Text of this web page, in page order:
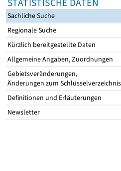
Sachliche Suche
Regionale Suche
Kürzlich bereitgestellte Daten
Allgemeine Angaben, Zuordnungen
Gebietsveränderungen,
Änderungen zum Schlüsselverzeichnis
Definitionen und Erläuterungen
Newsletter